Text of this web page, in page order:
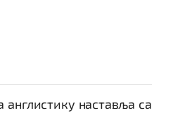
англистику наставља са